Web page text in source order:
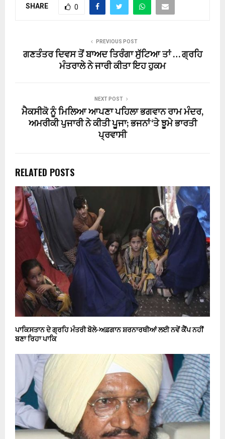
SHARE 0
PREVIOUS POST
ਗਣਤੰਤਰ ਦਿਵਸ ਤੋਂ ਬਾਅਦ ਤਿਰੰਗਾ ਸੁੱਟਿਆ ਤਾਂ … ਗ੍ਰਹਿ
ਮੰਤਰਾਲੇ ਨੇ ਜਾਰੀ ਕੀਤਾ ਇਹ ਹੁਕਮ
NEXT POST
ਮੈਕਸੀਕੋ ਨੂੰ ਮਿਲਿਆ ਆਪਣਾ ਪਹਿਲਾ ਭਗਵਾਨ ਰਾਮ ਮੰਦਰ,
ਅਮਰੀਕੀ ਪੁਜਾਰੀ ਨੇ ਕੀਤੀ ਪੂਜਾ; ਭਜਨਾਂ ‘ਤੇ ਝੂਮੇ ਭਾਰਤੀ
ਪ੍ਰਵਾਸੀ
RELATED POSTS
ਪਾਕਿਸਤਾਨ ਦੇ ਗ੍ਰਹਿ ਮੰਤਰੀ ਬੋਲੇ-ਅਫ਼ਗਾਨ ਸ਼ਰਨਾਰਥੀਆਂ ਲਈ ਨਵੇਂ ਕੈਂਪ ਨਹੀਂ
ਬਣਾ ਰਿਹਾ ਪਾਕਿ